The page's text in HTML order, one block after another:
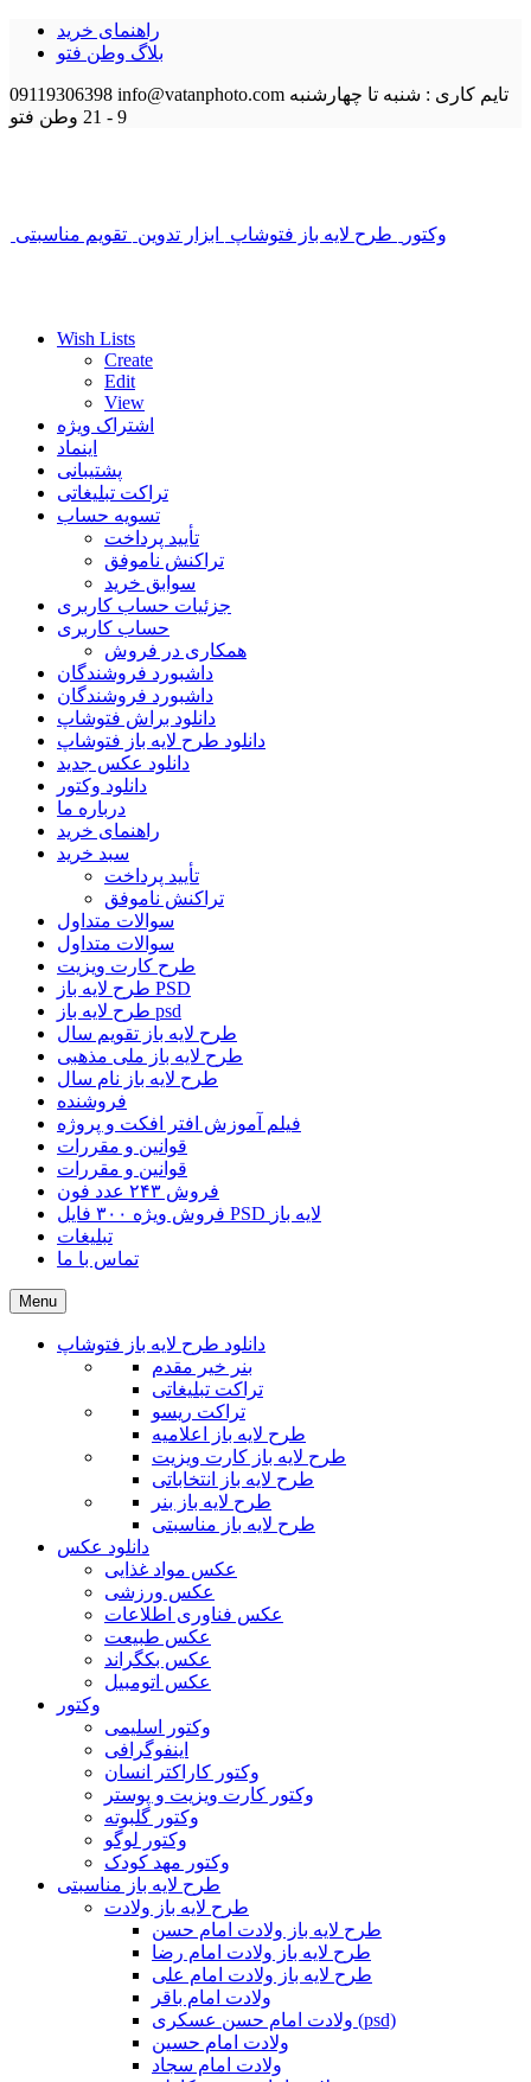
راهنمای خرید
بلاگ وطن فتو
09119306398 info@vatanphoto.com تایم کاری : شنبه تا چهارشنبه
9 - 21
وطن فتو
وکتور طرح لایه باز فتوشاپ ابزار تدوین تقویم مناسبتی
Wish Lists
Create
Edit
View
اشتراک ویژه
اینماد
پشتیبانی
تراکت تبلیغاتی
تسویه حساب
تأیید پرداخت
تراکنش ناموفق
سوابق خرید
جزئیات حساب کاربری
حساب کاربری
همکاری در فروش
داشبورد فروشندگان
داشبورد فروشندگان
دانلود براش فتوشاپ
دانلود طرح لایه باز فتوشاپ
دانلود عکس جدید
دانلود وکتور
درباره ما
راهنمای خرید
سبد خرید
تأیید پرداخت
تراکنش ناموفق
سوالات متداول
سوالات متداول
طرح کارت ویزیت
طرح لایه باز PSD
طرح لایه باز psd
طرح لایه باز تقویم سال
طرح لایه باز ملی مذهبی
طرح لایه باز نام سال
فروشنده
فیلم آموزش افتر افکت و پروژه
قوانین و مقررات
قوانین و مقررات
فروش ۲۴۳ عدد فون
فروش ویژه ۳۰۰ فایل PSD لایه باز
تبلیغات
تماس با ما
Menu
دانلود طرح لایه باز فتوشاپ
بنر خیر مقدم
تراکت تبلیغاتی
تراکت ریسو
طرح لایه باز اعلامیه
طرح لایه باز کارت ویزیت
طرح لایه باز انتخاباتی
طرح لایه باز بنر
طرح لایه باز مناسبتی
دانلود عکس
عکس مواد غذایی
عکس ورزشی
عکس فناوری اطلاعات
عکس طبیعت
عکس بکگراند
عکس اتومبیل
وکتور
وکتور اسلیمی
اینفوگرافی
وکتور کاراکتر انسان
وکتور کارت ویزیت و پوستر
وکتور گلبوته
وکتور لوگو
وکتور مهد کودک
طرح لایه باز مناسبتی
طرح لایه باز ولادت
طرح لایه باز ولادت امام حسن
طرح لایه باز ولادت امام رضا
طرح لایه باز ولادت امام علی
ولادت امام باقر
ولادت امام حسن عسکری (psd)
ولادت امام حسین
ولادت امام سجاد